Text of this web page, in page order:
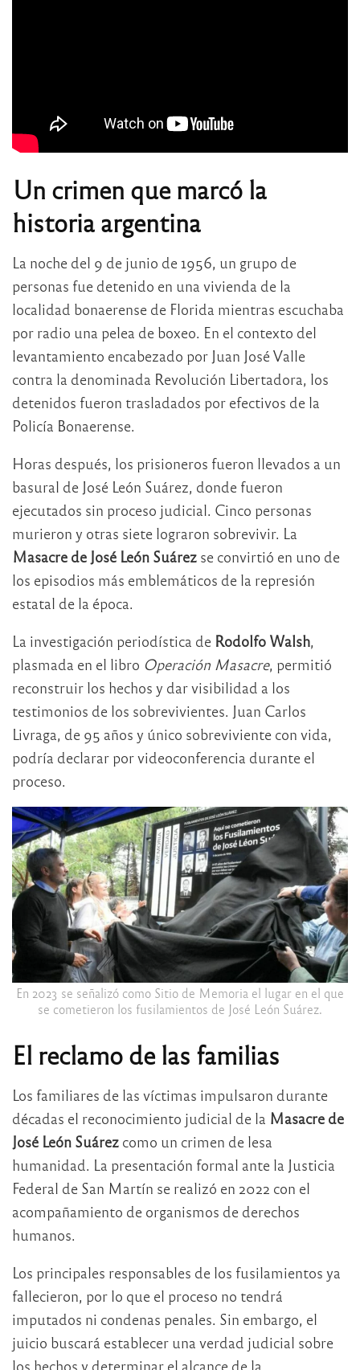
Un crimen que marcó la
historia argentina
La noche del 9 de junio de 1956, un grupo de
personas fue detenido en una vivienda de la
localidad bonaerense de Florida mientras escuchaba
por radio una pelea de boxeo. En el contexto del
levantamiento encabezado por Juan José Valle
contra la denominada Revolución Libertadora, los
detenidos fueron trasladados por efectivos de la
Policía Bonaerense.
Horas después, los prisioneros fueron llevados a un
basural de José León Suárez, donde fueron
ejecutados sin proceso judicial. Cinco personas
murieron y otras siete lograron sobrevivir. La
Masacre de José León Suárez se convirtió en uno de
los episodios más emblemáticos de la represión
estatal de la época.
La investigación periodística de Rodolfo Walsh,
plasmada en el libro Operación Masacre, permitió
reconstruir los hechos y dar visibilidad a los
testimonios de los sobrevivientes. Juan Carlos
Livraga, de 95 años y único sobreviviente con vida,
podría declarar por videoconferencia durante el
proceso.
En 2023 se señalizó como Sitio de Memoria el lugar en el que
se cometieron los fusilamientos de José León Suárez.
El reclamo de las familias
Los familiares de las víctimas impulsaron durante
décadas el reconocimiento judicial de la Masacre de
José León Suárez como un crimen de lesa
humanidad. La presentación formal ante la Justicia
Federal de San Martín se realizó en 2022 con el
acompañamiento de organismos de derechos
humanos.
Los principales responsables de los fusilamientos ya
fallecieron, por lo que el proceso no tendrá
imputados ni condenas penales. Sin embargo, el
juicio buscará establecer una verdad judicial sobre
los hechos y determinar el alcance de la